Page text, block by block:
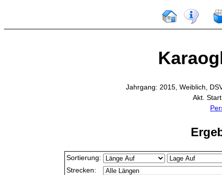
Jahrgang: 2015, Weiblich,
Akt.
Sortierung:
Strecken: